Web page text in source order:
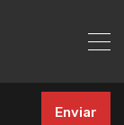
Enviar